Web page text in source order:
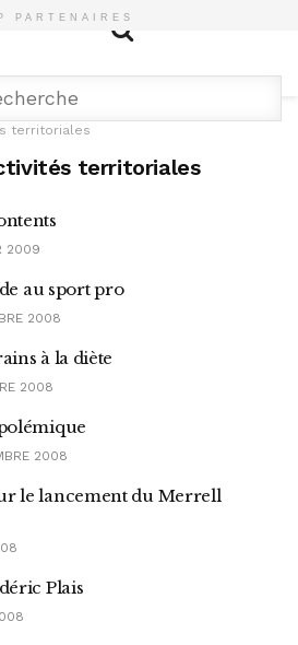
PARTENAIRES
territoriales
territoriales
2009
au sport pro
2008
à la diète
2008
2008
le lancement du Merrell
Plais